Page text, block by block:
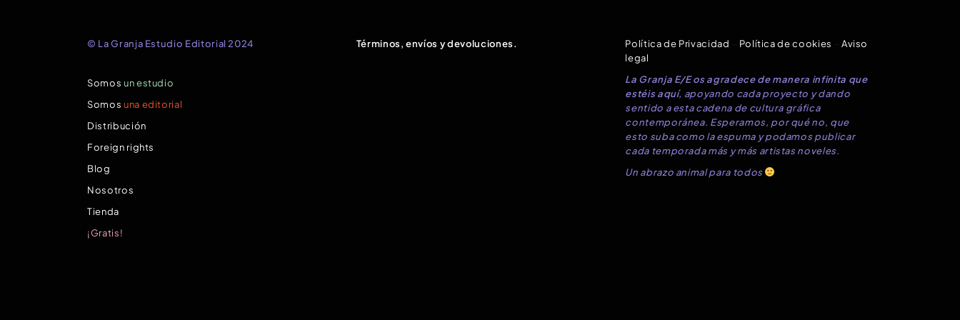
© La Granja Estudio Editorial 2024
Somos un estudio
Somos una editorial
Distribución
Foreign rights
Blog
Nosotros
Tienda
¡Gratis!
Términos, envíos y devoluciones. Política de Privacidad Política de cookies
Aviso
legal
La Granja E/E os agradece de manera infinita que
estéis aquí, apoyando cada proyecto y dando
sentido a esta cadena de cultura gráfica
contemporánea. Esperamos, por qué no, que
esto suba como la espuma y podamos publicar
cada temporada más y más artistas noveles.
Un abrazo animal para todos